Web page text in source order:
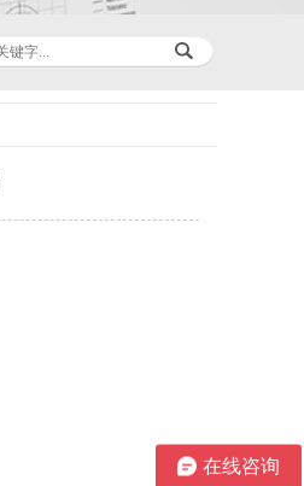
在线咨询